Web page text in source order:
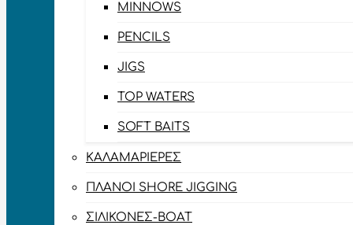
MINNOWS
PENCILS
JIGS
TOP WATERS
SOFT BAITS
ΚΑΛΑΜΑΡΙΈΡΕΣ
ΠΛΆΝΟΙ SHORE JIGGING
ΣΙΛΙΚΌΝΕΣ-BOAT